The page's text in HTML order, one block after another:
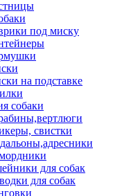
под миску
на подставке
собаки
свистки
для собак
для собак